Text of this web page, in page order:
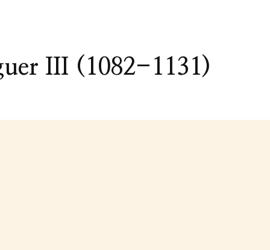
III (1082-1131)